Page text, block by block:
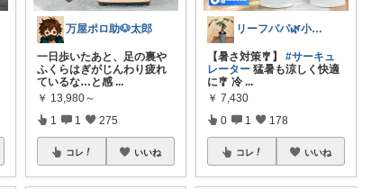
万屋ポロ助🐶太郎
一日歩いたあと、足の裏や
ふくらはぎがじんわり疲れ
ているな…と感 ...
￥ 13,980～
1 1 275
コレ いいね
リーフパパ🌿小学2年生女の子のパパ
【暑さ対策🎐】#サーキュ
レーター 猛暑も涼しく快適
に🎐 冷 ...
￥ 7,430
0 1 178
コレ いいね